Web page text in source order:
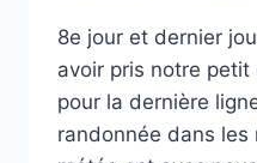
8e jour et dernier
avoir pris notre
pour la dernière
randonnée dans les